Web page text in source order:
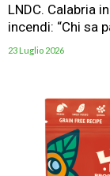
LNDC. Calabria
incendi: “Chi sa
23 Luglio 2026